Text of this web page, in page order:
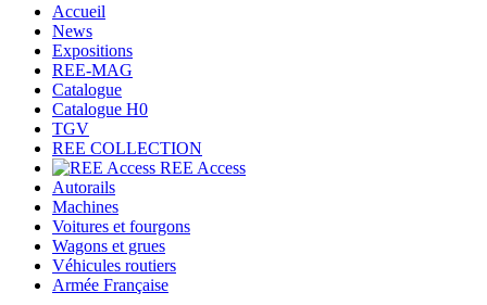
Accueil
News
Expositions
REE-MAG
Catalogue
Catalogue H0
TGV
REE COLLECTION
REE Access
Autorails
Machines
Voitures et fourgons
Wagons et grues
Véhicules routiers
Armée Française